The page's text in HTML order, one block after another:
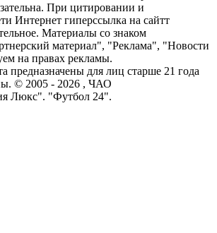
При цитировании и
Интернет гиперссылка на сайтт
Материалы со знаком
материал", "Реклама", "Новости
на правах рекламы.
предназначены для лиц старше 21 года
© 2005 - 2026 , ЧАО
Люкс". "Футбол 24".